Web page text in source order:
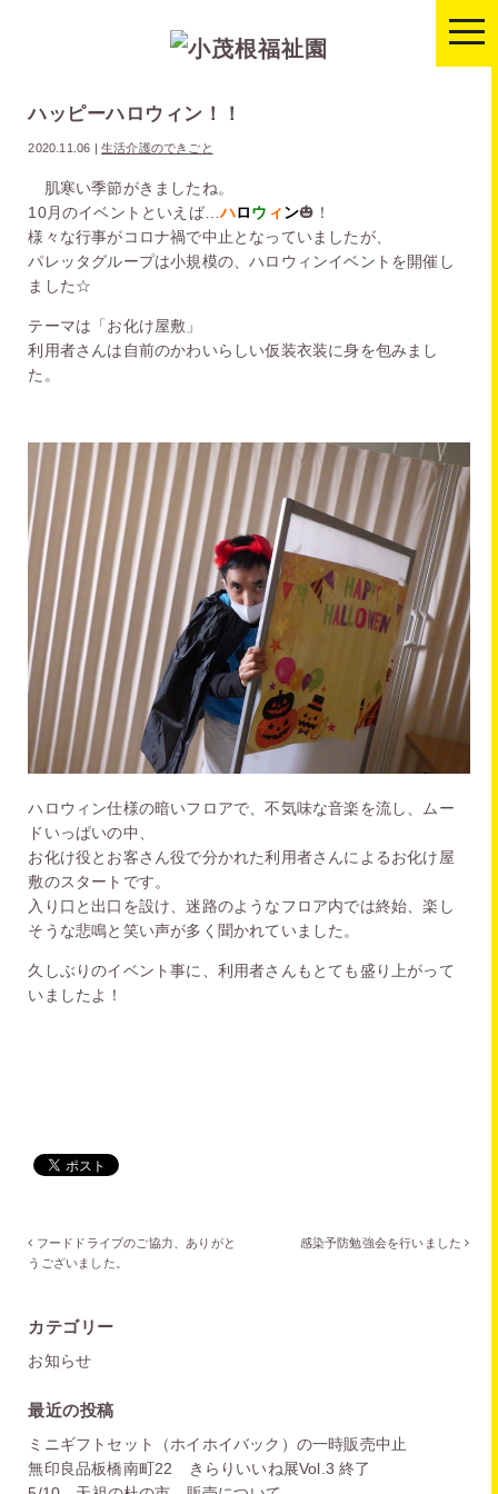
ハッピーハロウィン！！
2020.11.06 | 生活介護のできごと
肌寒い季節がきましたね。
10月のイベントといえば…ハロウ ィン🎃！
様々な行事がコロナ禍で中止となっていましたが、
パレッタグループは小規模の、ハロウィンイベントを開催し
ました☆
テーマは「お化け屋敷」
利用者さんは自前のかわいらしい仮装衣装に身を包みまし
た。
ハロウィン仕様の暗いフロアで、不気味な音楽を流し、ムー
ドいっぱいの中、
お化け役とお客さん役で分かれた利用者さんによるお化け屋
敷のスタートです。
入り口と出口を設け、迷路のようなフロア内では終始、楽し
そうな悲鳴と笑い声が多く聞かれていました。
久しぶりのイベント事に、利用者さんもとても盛り上がって
いましたよ！
フードドライブのご協力、ありがと
うございました。
感染予防勉強会を行いました
カテゴリー
お知らせ
最近の投稿
ミニギフトセット（ホイホイバック）の一時販売中止
無印良品板橋南町22 きらりいいね展Vol.3 終了